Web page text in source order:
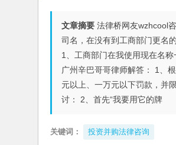
文章摘要 法律桥网友wzhcool
司名，在没有到工商部门更名
1、工商部门在我使用现在名
广州辛巴哥哥律师解答： 1、
元以上、一万元以下罚款，并
讨： 2、首先“我要用它的牌
关键词： 投资并购法律咨询